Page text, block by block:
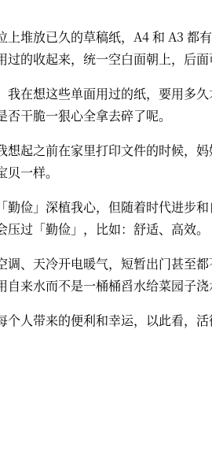
上堆放已久的草稿纸，A4 和 A3 都
过的收起来，统一空白面朝上，后面
我在想这些单面用过的纸，要用多
否干脆一狠心全拿去碎了呢。
想起之前在家里打印文件的时候，
一样。
勤俭」深植我心，但随着时代进步和
压过「勤俭」，比如：舒适、高效。
调、天冷开电暖气，短暂出门甚至
自来水而不是一桶桶舀水给菜园子
个人带来的便利和幸运，以此看，活